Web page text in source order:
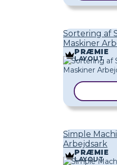
Sortering af
Maskiner
PRÆMIE
LAYOUT
Simple
Arbejdsark
PRÆMIE
LAYOUT